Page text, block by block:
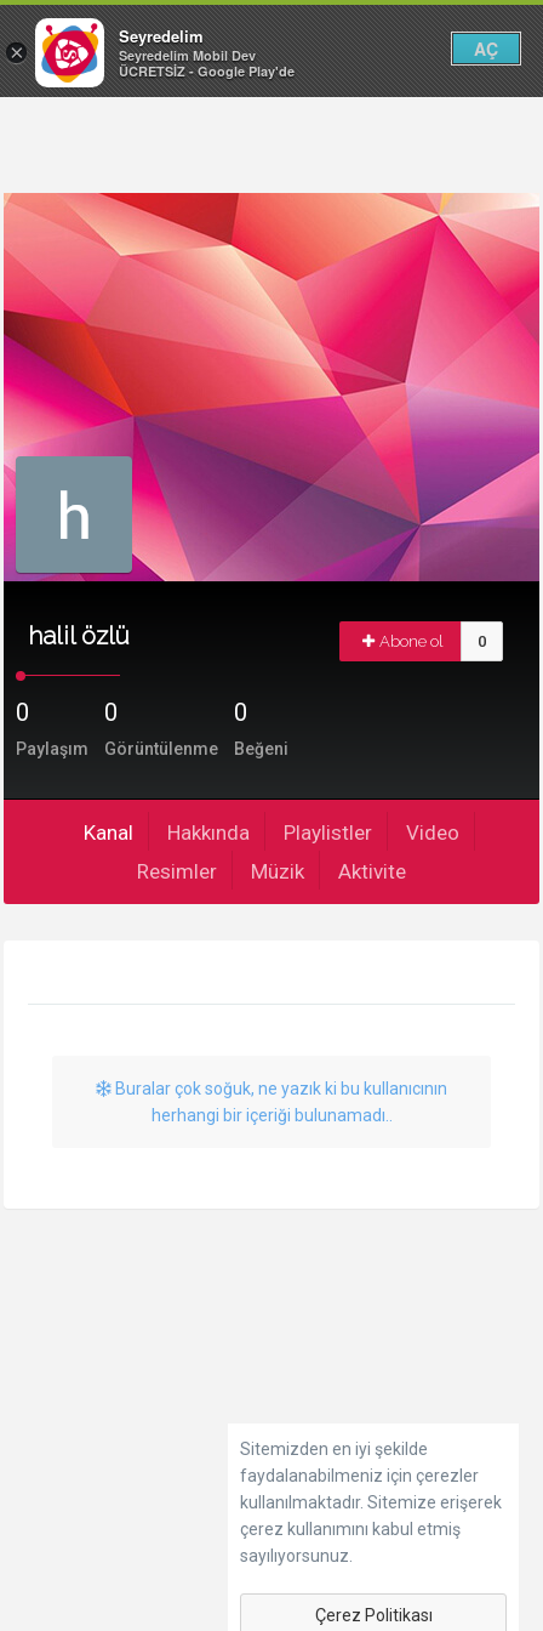
halil özlü Abone ol 0
0
Paylaşım
0
Görüntülenme
0
Beğeni
Kanal Hakkında Playlistler
Video
Resimler
Müzik Aktivite
Buralar çok soğuk, ne yazık ki bu kullanıcının
herhangi bir içeriği bulunamadı..
Sitemizden en iyi şekilde
faydalanabilmeniz için çerezler
kullanılmaktadır. Sitemize erişerek
çerez kullanımını kabul etmiş
sayılıyorsunuz.
Çerez Politikası
×
Seyredelim
Seyredelim Mobil Dev
ÜCRETSİZ - Google Play'de
AÇ